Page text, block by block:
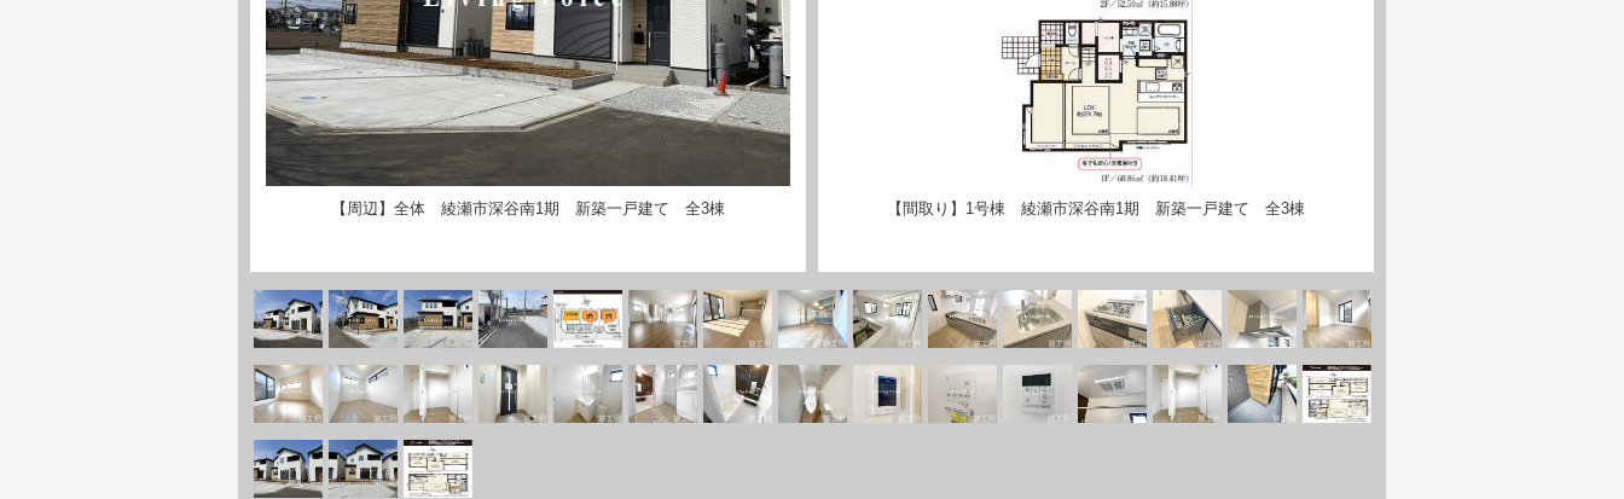
【周辺】全体 綾瀬市深谷南1期 新築一戸建て 全3棟 【間取り】1号棟 綾瀬市深谷南1期 新築一戸建て 全3棟